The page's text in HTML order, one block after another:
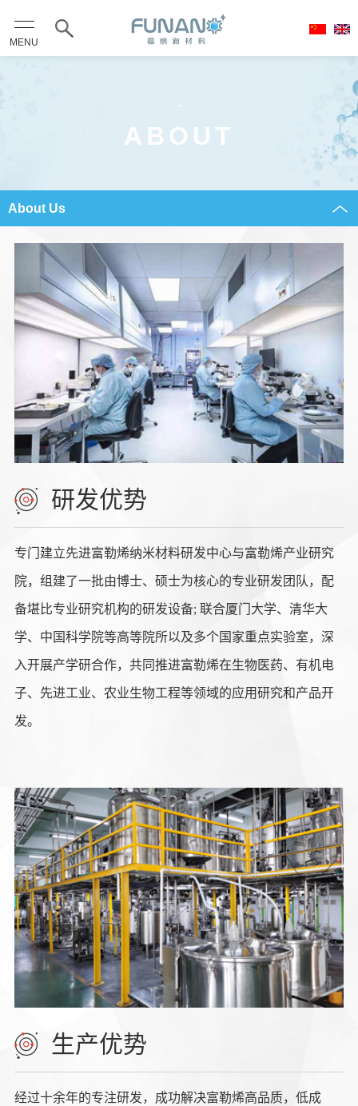
MENU
-
ABOUT
About Us
研发优势
专门建立先进富勒烯纳米材料研发中心与富勒烯产业研究
院，组建了一批由博士、硕士为核心的专业研发团队，配
备堪比专业研究机构的研发设备; 联合厦门大学、清华大
学、中国科学院等高等院所以及多个国家重点实验室，深
入开展产学研合作，共同推进富勒烯在生物医药、有机电
子、先进工业、农业生物工程等领域的应用研究和产品开
发。
生产优势
经过十余年的专注研发，成功解决富勒烯高品质，低成